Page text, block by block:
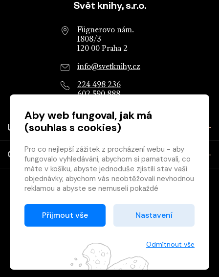
Patička webu
Svět knihy, s.r.o.
Fügnerovo nám.
1808/3
120 00 Praha 2
info@svetknihy.cz
224 498 236
602 590 888
Užitečné
O společnosti
knihkupců a nakladatelů.
VytištěnoGrand IT s.r.o.
Aby web fungoval, jak má
(souhlas s cookies)
Pro co nejlepší zážitek z procházení webu - aby
fungovalo vyhledávání, abychom si pamatovali, co
máte v košíku, abyste jednoduše zjistili stav vaší
objednávky, abychom vás neobtěžovali nevhodnou
reklamou a abyste se nemuseli pokaždé
Proto od vás potřebujeme souhlas se
zpracováním souborů cookies
Děkujeme, že nám ho dáte a pomůžete nám tak
Přijmout vše Nastavení
Odmítnout vše